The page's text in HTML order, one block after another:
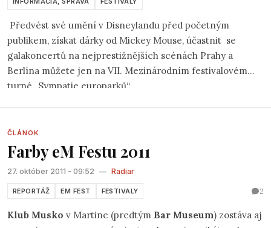
Předvést své umění v Disneylandu před početným
publikem, získat dárky od Mickey Mouse, účastnit se
galakoncertů na nejprestižnějších scénách Prahy a
Berlína můžete jen na VII. Mezinárodním festivalovém
turné „Sympatie europarků“
ČLÁNOK
Farby eM Festu 2011
27. október 2011 - 09:52 — Radiar
REPORTÁŽ EM FEST FESTIVALY 2
Klub Musko v Martine (predtým Bar Museum) zostáva aj